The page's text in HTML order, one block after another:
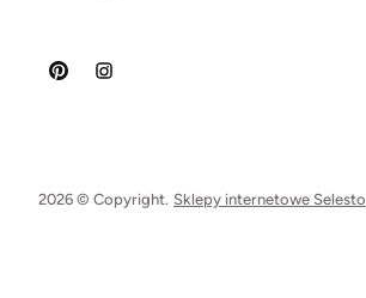
2026 © Copyright. Sklepy internetowe Selesto